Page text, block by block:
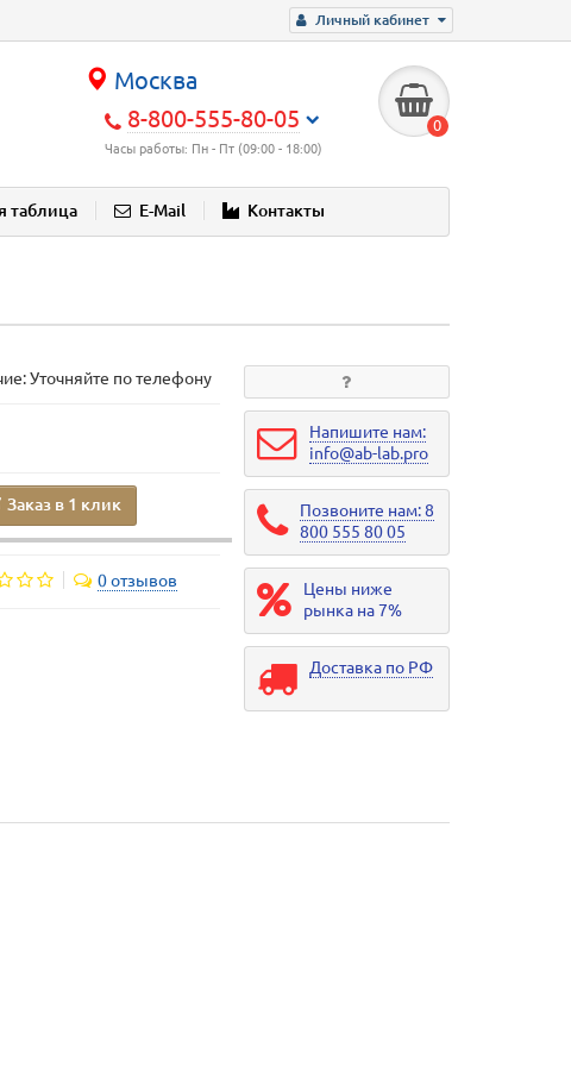
Личный кабинет
Москва
8-800-555-80-05
Часы работы: Пн - Пт (09:00 - 18:00)
0
таблица E-Mail Контакты
Уточняйте по телефону
Заказ в 1 клик
0 отзывов
Напишите нам:
info@ab-lab.pro
Позвоните нам: 8
800 555 80 05
Цены ниже
рынка на 7%
Доставка по РФ